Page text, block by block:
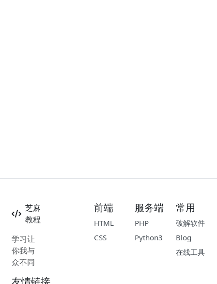
芝麻
教程
学习让
你我与
众不同
前端
HTML
CSS
服务端
PHP
Python3
常用
破解软件
Blog
在线工具
友情链接